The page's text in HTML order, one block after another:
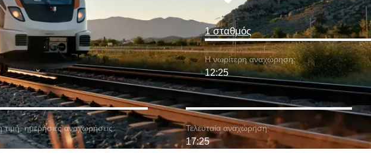
1 σταθμός
Η νωρίτερη αναχώρηση:
12:25
ημερήσιες αναχωρήσεις: Τελευταία αναχώρηση:
17:25